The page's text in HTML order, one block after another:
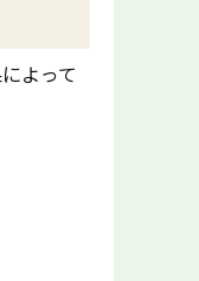
よって